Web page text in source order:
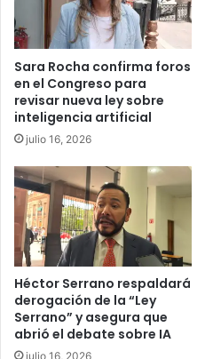
Sara Rocha confirma foros
en el Congreso para
revisar nueva ley sobre
inteligencia artificial
julio 16, 2026
Héctor Serrano respaldará
derogación de la “Ley
Serrano” y asegura que
abrió el debate sobre IA
julio 16, 2026